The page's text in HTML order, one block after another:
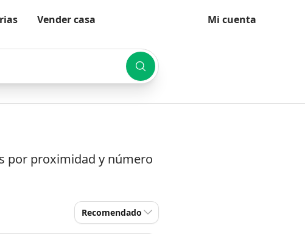
Vender casa Mi cuenta
por proximidad y número
Recomendado